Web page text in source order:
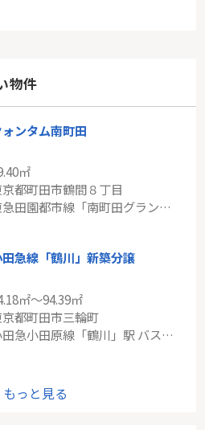
物件
ンタム南町田
㎡
都町田市鶴間８丁目
東急田園都市線「南町田グランベリーＰ」駅 徒歩12分
急線「鶴川」新築分譲
㎡～94.39㎡
京都町田市三輪町
小田急小田原線「鶴川」駅 バス9分 「三輪」 停歩6分
Ｒ南武線「鹿島田」新築分譲
もっと見る